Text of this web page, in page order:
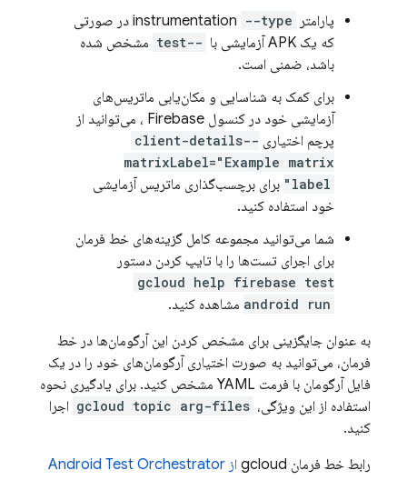
پارامتر instrumentation --type
در صورتی
که یک APK آزمایشی با
--test
مشخص شده
باشد، ضمنی است.
برای کمک به شناسایی و مکان‌یابی ماتریس‌های
آزمایشی خود در کنسول Firebase ، می‌توانید از
پرچم اختیاری
--client-details
matrixLabel="Example matrix
label"
برای برچسب‌گذاری ماتریس آزمایشی
خود استفاده کنید.
شما می‌توانید مجموعه کامل گزینه‌های خط فرمان
برای اجرای تست‌ها را با تایپ کردن دستور
gcloud help firebase test
android run مشاهده کنید.
به عنوان جایگزینی برای مشخص کردن این آرگومان‌ها در خط
فرمان، می‌توانید به صورت اختیاری آرگومان‌های خود را در یک
فایل آرگومان با فرمت YAML مشخص کنید. برای یادگیری نحوه
استفاده از این ویژگی، gcloud topic arg-files اجرا
کنید.
رابط خط فرمان gcloud
از Android Test Orchestrator